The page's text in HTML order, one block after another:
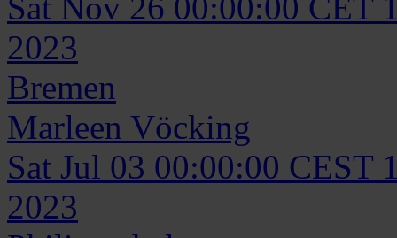
2023
Bremen
Marleen Vöcking
Sat Jul 03 00:00:00 CEST
2023